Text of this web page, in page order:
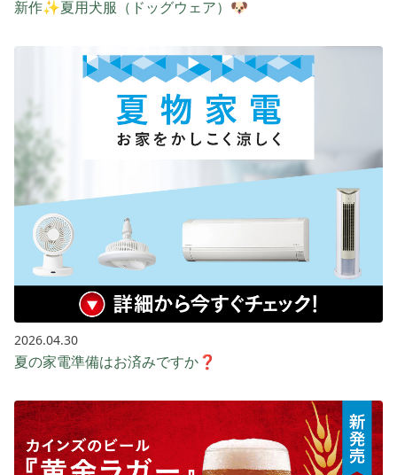
新作✨夏用犬服（ドッグウェア）🐶
2026.04.30
夏の家電準備はお済みですか❓